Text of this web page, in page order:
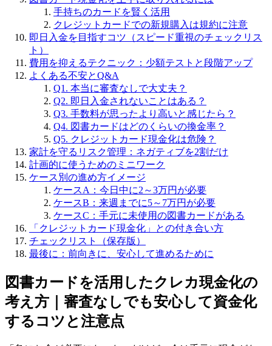
手持ちのカードを賢く活用
クレジットカードでの新規購入は規約に注意
即日入金を目指すコツ（スピード重視のチェックリス
ト）
費用を抑えるテクニック：少額テストと段階アップ
よくある不安とQ&A
Q1. 本当に審査なしで大丈夫？
Q2. 即日入金されないことはある？
Q3. 手数料が思ったより高いと感じたら？
Q4. 図書カードはどのくらいの換金率？
Q5. クレジットカード現金化は危険？
家計を守るリスク管理：ネガティブを2割だけ
計画的に使うためのミニワーク
ケース別の進め方イメージ
ケースA：今日中に2～3万円が必要
ケースB：来週までに5～7万円が必要
ケースC：手元に未使用の図書カードがある
「クレジットカード現金化」との付き合い方
チェックリスト（保存版）
最後に：前向きに、安心して進めるために
図書カードを活用したクレカ現金化の
考え方｜審査なしでも安心して資金化
するコツと注意点